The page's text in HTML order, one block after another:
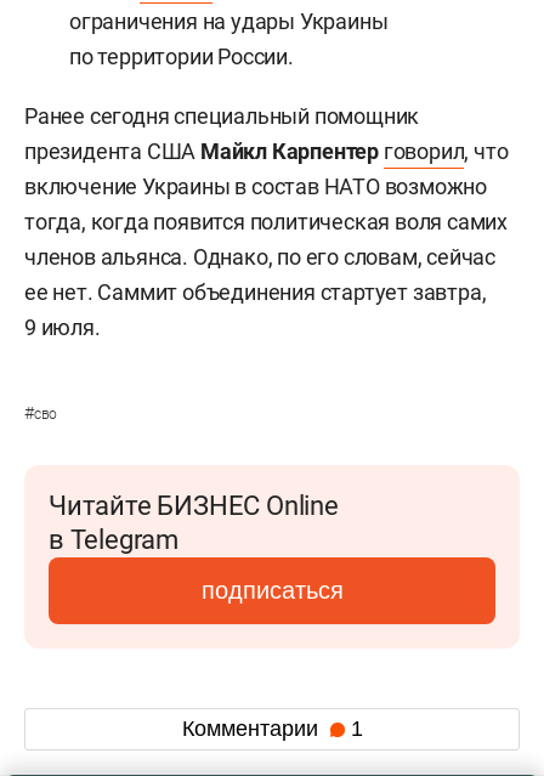
ограничения на удары Украины
по территории России.
Ранее сегодня специальный помощник
президента США Майкл Карпентер говорил, что
включение Украины в состав НАТО возможно
тогда, когда появится политическая воля самих
членов альянса. Однако, по его словам, сейчас
ее нет. Саммит объединения стартует завтра,
9 июля.
#сво
Читайте БИЗНЕС Online
в Telegram
подписаться
Комментарии 1